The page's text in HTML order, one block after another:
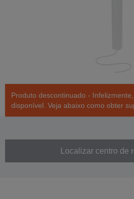
Produto descontinuado -
disponível. Veja abaixo como obter
Localizar centro de